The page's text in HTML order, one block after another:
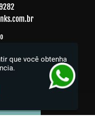
Guarulhos / SP -
mais elegante
que você obtenha